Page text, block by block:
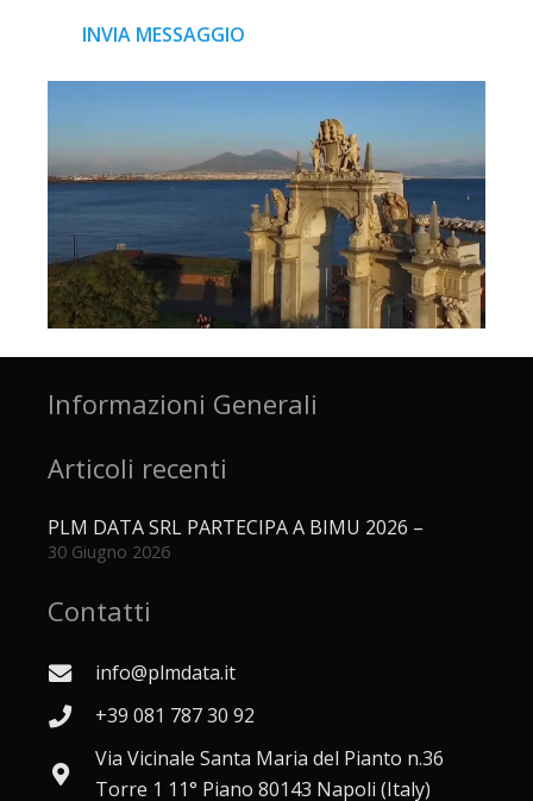
INVIA MESSAGGIO
Informazioni Generali
Articoli recenti
PLM DATA SRL PARTECIPA A BIMU 2026 –
30 Giugno 2026
Contatti
info@plmdata.it
+39 081 787 30 92
Via Vicinale Santa Maria del Pianto n.36
Torre 1 11° Piano 80143 Napoli (Italy)